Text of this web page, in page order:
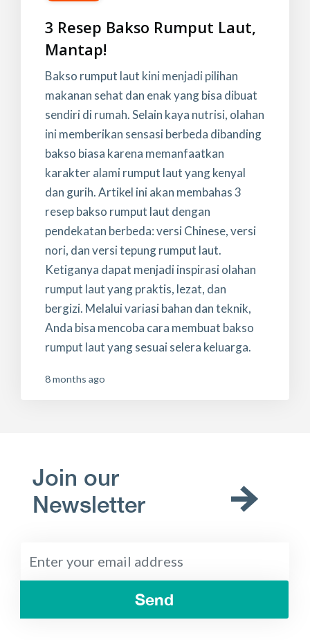
3 Resep Bakso Rumput Laut,
Mantap!
Bakso rumput laut kini menjadi pilihan
makanan sehat dan enak yang bisa dibuat
sendiri di rumah. Selain kaya nutrisi, olahan
ini memberikan sensasi berbeda dibanding
bakso biasa karena memanfaatkan
karakter alami rumput laut yang kenyal
dan gurih. Artikel ini akan membahas 3
resep bakso rumput laut dengan
pendekatan berbeda: versi Chinese, versi
nori, dan versi tepung rumput laut.
Ketiganya dapat menjadi inspirasi olahan
rumput laut yang praktis, lezat, dan
bergizi. Melalui variasi bahan dan teknik,
Anda bisa mencoba cara membuat bakso
rumput laut yang sesuai selera keluarga.
8 months ago
Join our
Newsletter
Send